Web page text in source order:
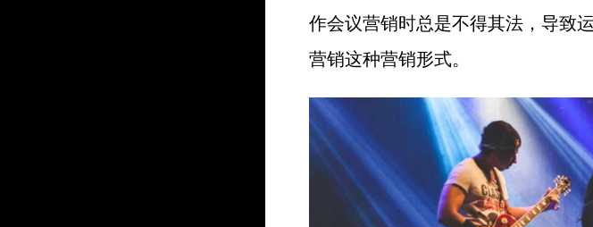
作会议营销时总是不得其法，导致
营销这种营销形式。